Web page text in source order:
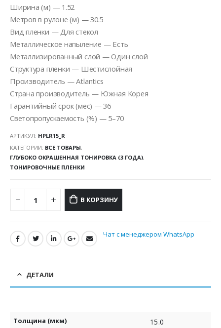
Ширина (м) — 1.52
Метров в рулоне (м) — 30.5
Вид пленки — Для стекол
Металлическое напыление — Есть
Металлизированный слой — Один слой
Структура пленки — Шестислойная
Производитель — Atlantics
Страна производитель — Южная Корея
Гарантийный срок (мес) — 36
Светопропускаемость (%) — 5–70
АРТИКУЛ: HPLR15_R
КАТЕГОРИИ: ВСЕ ТОВАРЫ,
ГЛУБОКО ОКРАШЕННАЯ ТОНИРОВКА (3 ГОДА),
ТОНИРОВОЧНЫЕ ПЛЕНКИ
В КОРЗИНУ
Чат с менеджером WhatsApp
ДЕТАЛИ
Толщина (мкм) 15.0